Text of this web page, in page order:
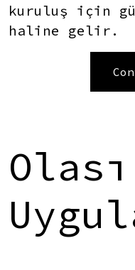
kuruluş için
haline gelir.
Olası